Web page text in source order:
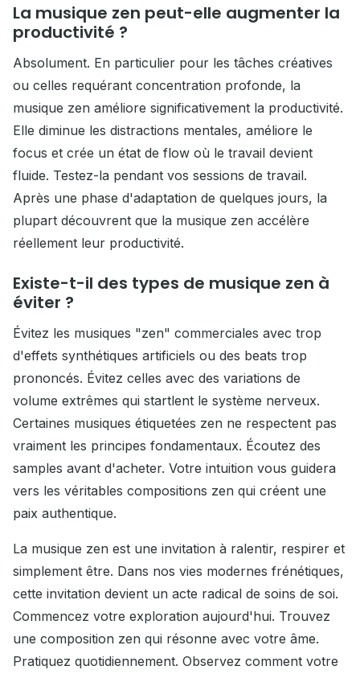
La musique zen peut-elle augmenter la
productivité ?
Absolument. En particulier pour les tâches créatives
ou celles requérant concentration profonde, la
musique zen améliore significativement la productivité.
Elle diminue les distractions mentales, améliore le
focus et crée un état de flow où le travail devient
fluide. Testez-la pendant vos sessions de travail.
Après une phase d'adaptation de quelques jours, la
plupart découvrent que la musique zen accélère
réellement leur productivité.
Existe-t-il des types de musique zen à
éviter ?
Évitez les musiques "zen" commerciales avec trop
d'effets synthétiques artificiels ou des beats trop
prononcés. Évitez celles avec des variations de
volume extrêmes qui startlent le système nerveux.
Certaines musiques étiquetées zen ne respectent pas
vraiment les principes fondamentaux. Écoutez des
samples avant d'acheter. Votre intuition vous guidera
vers les véritables compositions zen qui créent une
paix authentique.
La musique zen est une invitation à ralentir, respirer et
simplement être. Dans nos vies modernes frénétiques,
cette invitation devient un acte radical de soins de soi.
Commencez votre exploration aujourd'hui. Trouvez
une composition zen qui résonne avec votre âme.
Pratiquez quotidiennement. Observez comment votre